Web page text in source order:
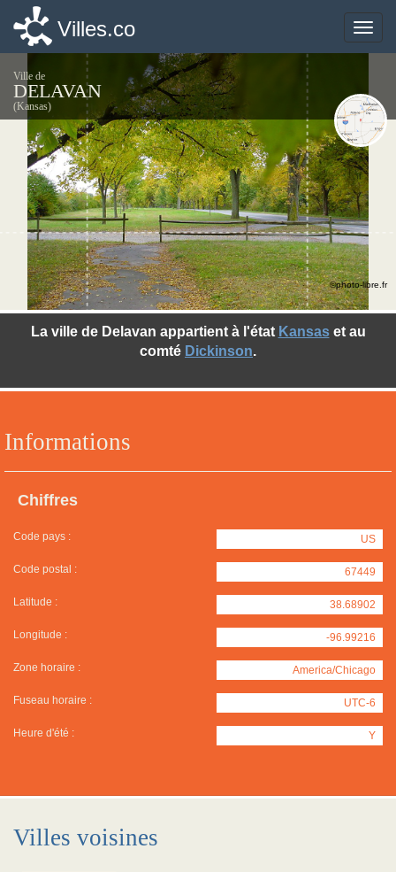
Toggle
Villes.co
Ville de
DELAVAN
(Kansas)
Informations
Chiffres
Code pays : US
Code postal : 67449
Latitude : 38.68902
Longitude : -96.99216
Zone horaire : America/Chicago
Fuseau horaire : UTC-6
Heure d'été : Y
La ville de Delavan appartient à l'état Kansaset au
comté Dickinson.
©photo-libre.fr
Villes voisines
Toggle
Villes.co